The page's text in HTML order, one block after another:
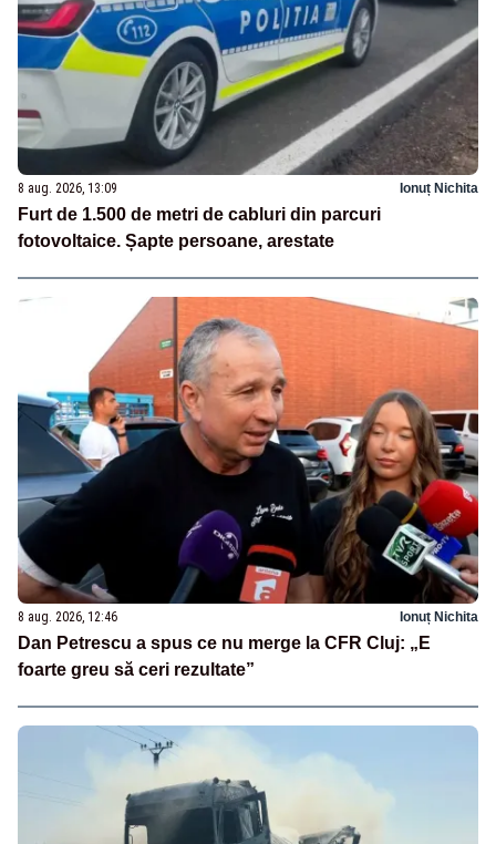
8 aug. 2026, 13:09 Ionuț Nichita
Furt de 1.500 de metri de cabluri din parcuri
fotovoltaice. Șapte persoane, arestate
8 aug. 2026, 12:46 Ionuț Nichita
Dan Petrescu a spus ce nu merge la CFR Cluj: „E
foarte greu să ceri rezultate”